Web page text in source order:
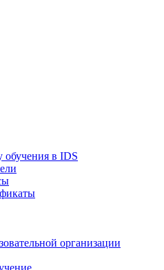
обучения в IDS
организации